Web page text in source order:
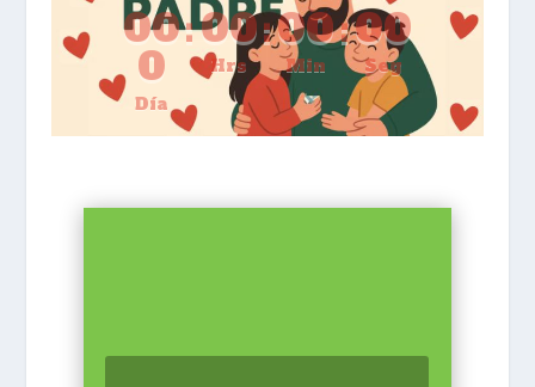
00
0
Día
:00
Hrs
:00
Min
:00
Seg